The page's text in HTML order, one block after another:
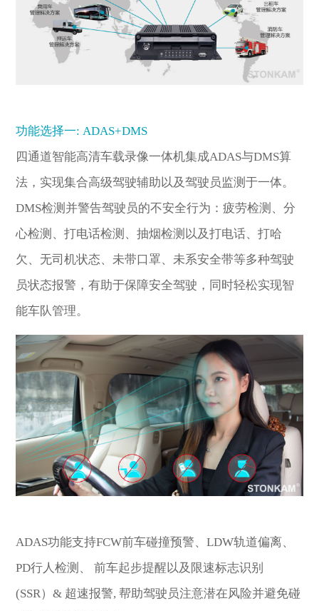
功能选择一: ADAS+DMS
四通道智能高清车载录像一体机集成ADAS与DMS算
法，实现集合高级驾驶辅助以及驾驶员监测于一体。
DMS检测并警告驾驶员的不安全行为：疲劳检测、分
心检测、打电话检测、抽烟检测以及打电话、打哈
欠、无司机状态、未带口罩、未系安全带等多种驾驶
员状态报警，有助于保障安全驾驶，同时轻松实现智
能车队管理。
ADAS功能支持FCW前车碰撞预警、LDW轨道偏离、
PD行人检测、 前车起步提醒以及限速标志识别
(SSR）& 超速报警, 帮助驾驶员注意潜在风险并避免碰